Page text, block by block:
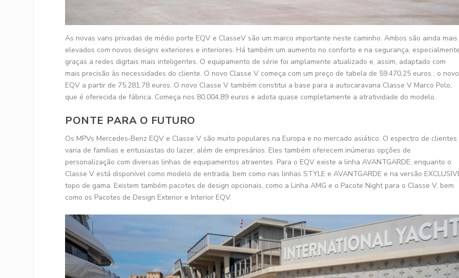
As novas vans privadas de médio porte EQV e ClasseV são um marco importante neste caminho. Ambos são ainda mais
elevados com novos designs exteriores e interiores. Há também um aumento no conforto e na segurança,
graças a redes digitais mais inteligentes. O equipamento de série foi amplamente atualizado e, assim, adaptado com
mais precisão às necessidades do cliente. O novo Classe V começa com um preço de tabela de 59.470,25 euros , o novo
EQV a partir de 75.281,78 euros. O novo Classe V também constitui a base para a autocaravana Classe V Marco Polo,
que é oferecida de fábrica. Começa nos 80.004,89 euros e adota quase completamente a atratividade do modelo.
PONTE PARA O FUTURO
Os MPVs Mercedes‑Benz EQV e Classe V são muito populares na Europa e no mercado asiático. O espectro de clientes
varia de famílias e entusiastas do lazer, além de empresários. Eles também oferecem inúmeras opções de
personalização com diversas linhas de equipamentos atraentes. Para o EQV existe a linha AVANTGARDE, enquanto o
Classe V está disponível como modelo de entrada, bem como nas linhas STYLE e AVANTGARDE e na versão
topo de gama. Existem também pacotes de design opcionais, como a Linha AMG e o Pacote Night para o Classe V, bem
como os Pacotes de Design Exterior e Interior EQV.